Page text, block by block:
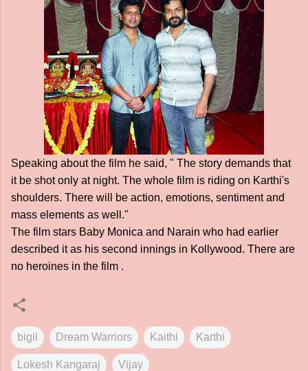
Speaking about the film he said, " The story demands that
it be shot only at night. The whole film is riding on Karthi's
shoulders. There will be action, emotions, sentiment and
mass elements as well."
The film stars Baby Monica and Narain who had earlier
described it as his second innings in Kollywood. There are
no heroines in the film .
bigil Dream Warriors Kaithi Karthi
Lokesh Kangaraj Vijay